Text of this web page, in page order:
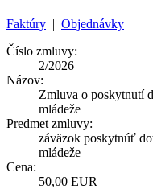
Faktúry | Objednávky
Číslo zmluvy:
2/2026
Názov:
Zmluva o poskytnutí
mládeže
Predmet zmluvy:
záväzok poskytnúť
mládeže
Cena:
50,00 EUR